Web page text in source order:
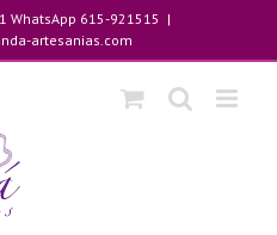
WhatsApp 615-921515 |
artesanias.com